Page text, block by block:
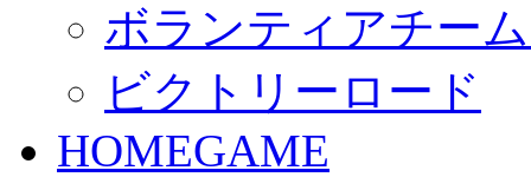
ボランティアチー
ビクトリーロード
HOMEGAME